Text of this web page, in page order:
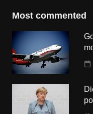
Most commented